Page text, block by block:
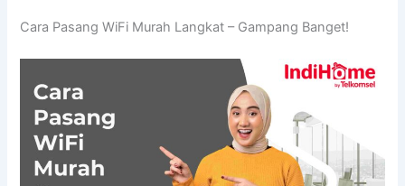
Cara Pasang WiFi Murah Langkat – Gampang Banget!